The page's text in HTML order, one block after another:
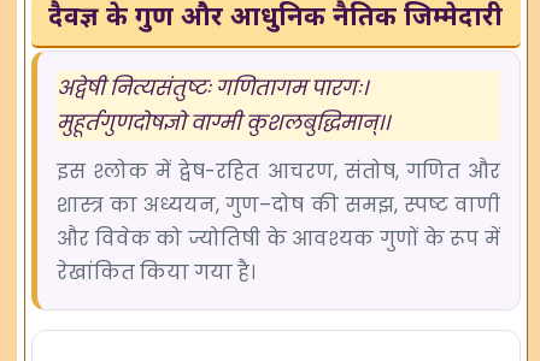
दैवज्ञ के गुण और आधुनिक नैतिक जिम्मेदारी
अद्वेषी नित्यसंतुष्टः गणितागम पारगः।
मुहूर्तगुणदोषज्ञो वाग्मी कुशलबुद्धिमान्।।
इस श्लोक में द्वेष-रहित आचरण, संतोष, गणित और
शास्त्र का अध्ययन, गुण–दोष की समझ, स्पष्ट वाणी
और विवेक को ज्योतिषी के आवश्यक गुणों के रूप में
रेखांकित किया गया है।